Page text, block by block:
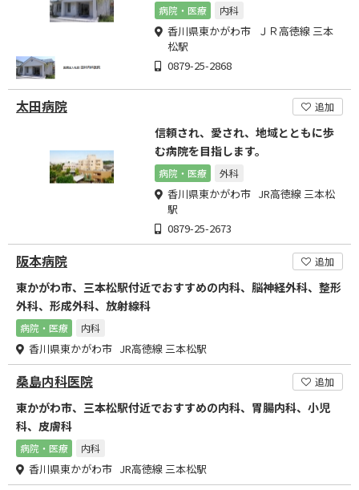
病院・医療 内科
香川県東かがわ市 ＪＲ高徳線 三本
松駅
0879-25-2868
太田病院 追加
信頼され、愛され、地域とともに歩
む病院を目指します。
病院・医療 外科
香川県東かがわ市 JR高徳線 三本松
駅
0879-25-2673
阪本病院 追加
東かがわ市、三本松駅付近でおすすめの内科、脳神経外科、整形
外科、形成外科、放射線科
病院・医療 内科
香川県東かがわ市 JR高徳線 三本松駅
桑島内科医院 追加
東かがわ市、三本松駅付近でおすすめの内科、胃腸内科、小児
科、皮膚科
病院・医療 内科
香川県東かがわ市 JR高徳線 三本松駅